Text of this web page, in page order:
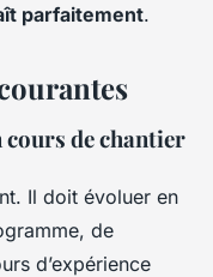
parfaitement.
de chantier
Il doit évoluer en
de
d’expérience